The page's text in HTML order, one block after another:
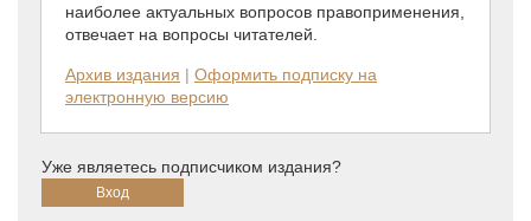
наиболее актуальных вопросов правоприменения,
отвечает на вопросы читателей.
Архив издания | Оформить подписку на
электронную версию
Уже являетесь подписчиком издания?